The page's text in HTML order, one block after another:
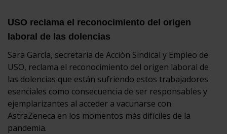
USO reclama el reconocimiento del origen
laboral de las dolencias
Sara García, secretaria de Acción Sindical y Empleo de
USO, reclama el reconocimiento del origen laboral de
las dolencias que están sufriendo estos trabajadores
esenciales como consecuencia de ser responsables y
ejemplarizantes al acceder a vacunarse con
AstraZeneca en los momentos más difíciles de la
pandemia.